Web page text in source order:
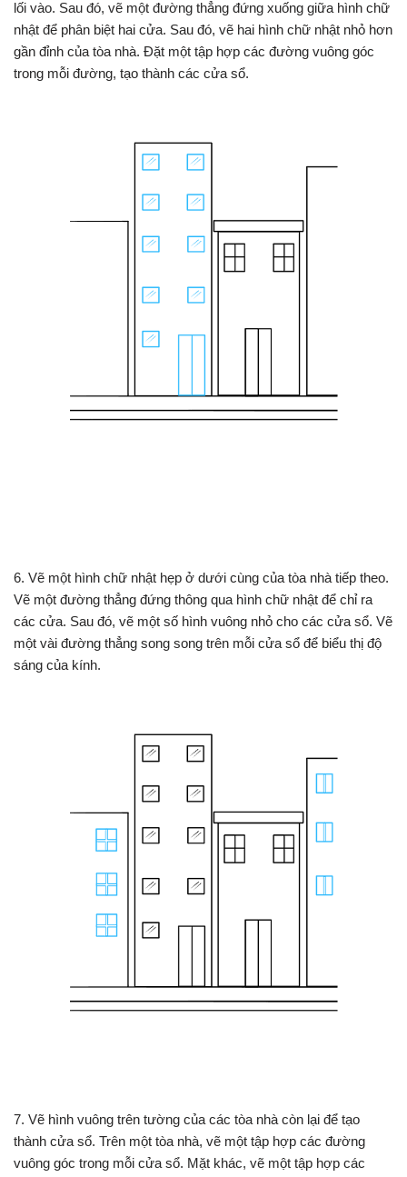
lối vào. Sau đó, vẽ một đường thẳng đứng xuống giữa hình chữ
nhật để phân biệt hai cửa. Sau đó, vẽ hai hình chữ nhật nhỏ hơn
gần đỉnh của tòa nhà. Đặt một tập hợp các đường vuông góc
trong mỗi đường, tạo thành các cửa sổ.
6. Vẽ một hình chữ nhật hẹp ở dưới cùng của tòa nhà tiếp theo.
Vẽ một đường thẳng đứng thông qua hình chữ nhật để chỉ ra
các cửa. Sau đó, vẽ một số hình vuông nhỏ cho các cửa sổ. Vẽ
một vài đường thẳng song song trên mỗi cửa sổ để biểu thị độ
sáng của kính.
7. Vẽ hình vuông trên tường của các tòa nhà còn lại để tạo
thành cửa sổ. Trên một tòa nhà, vẽ một tập hợp các đường
vuông góc trong mỗi cửa sổ. Mặt khác, vẽ một tập hợp các